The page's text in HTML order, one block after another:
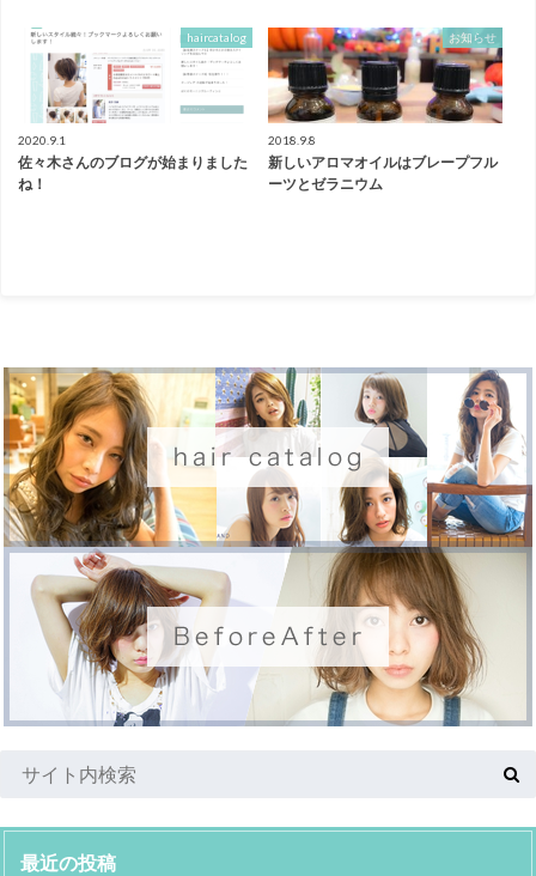
haircatalog
2020.9.1
佐々木さんのブログが始まりました
ね！
お知らせ
2018.9.8
新しいアロマオイルはブレープフル
ーツとゼラニウム
最近の投稿